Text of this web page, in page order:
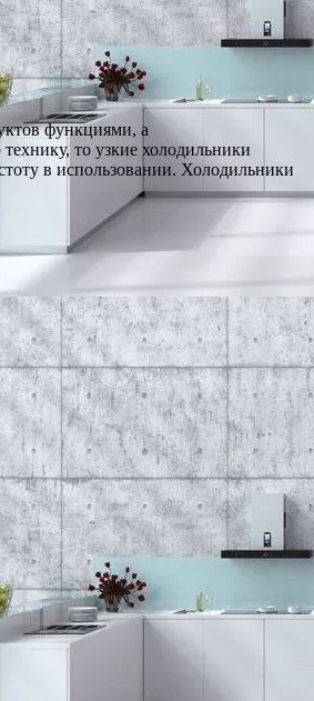
функциями, а
то узкие холодильники
в использовании. Холодильники